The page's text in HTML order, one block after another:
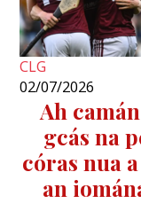
CLG
02/07/2026
Ah
gcás na
córas nua
an